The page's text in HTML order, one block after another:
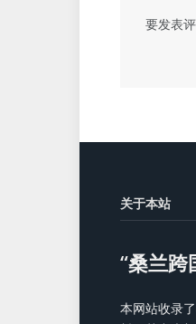
要发表
关于本站
“桑兰跨
本网站收录